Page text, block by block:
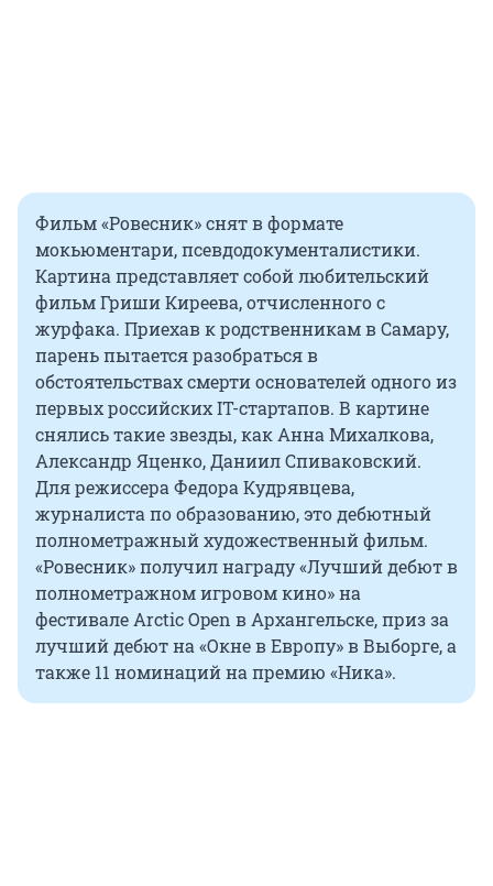
Фильм «Ровесник» снят в формате
мокьюментари, псевдодокументалистики.
Картина представляет собой любительский
фильм Гриши Киреева, отчисленного с
журфака. Приехав к родственникам в Самару,
парень пытается разобраться в
обстоятельствах смерти основателей одного из
первых российских IT-стартапов. В картине
снялись такие звезды, как Анна Михалкова,
Александр Яценко, Даниил Спиваковский.
Для режиссера Федора Кудрявцева,
журналиста по образованию, это дебютный
полнометражный художественный фильм.
«Ровесник» получил награду «Лучший дебют в
полнометражном игровом кино» на
фестивале Arctic Open в Архангельске, приз за
лучший дебют на «Окне в Европу» в Выборге, а
также 11 номинаций на премию «Ника».